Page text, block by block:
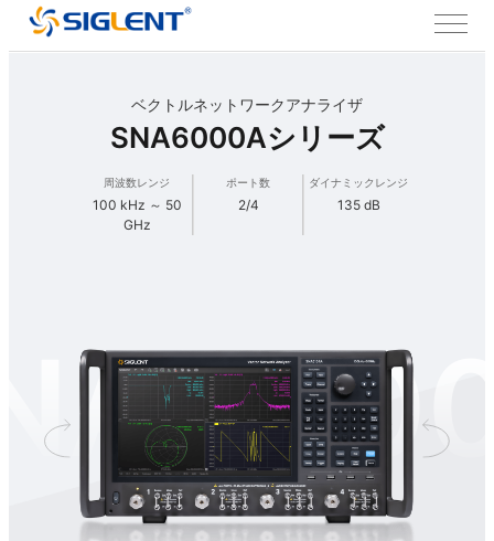
ベクトルネットワークアナライザ
SNA6000Aシリーズ
周波数レンジ
100 kHz ～ 50
GHz
ポート数
2/4
ダイナミックレンジ
135 dB